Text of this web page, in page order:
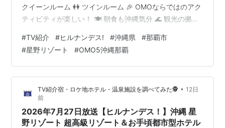
クイーンルーム 👭 ツインルーム 🎉 OMOならではのアク
ティビティが楽しい！ 🍽 朝食も沖縄気分 🌊 観光の拠点
価されているポイント 💡 (元)添乗員としてのおすすめポ
イント 🌺 OMO5沖縄那覇 by 星野リゾートで、那覇をも
っと楽しもう！ 沖縄旅行で「観光もグルメもホテルステ
イも全部楽しみたい！」という方におすすめなのが
OMO5沖縄那覇 by 星野リゾート…
#TV紹介 #ヒルナンデス! #沖縄県 #那覇市
#星野リゾート #OMO5沖縄那覇
TV紹介宿・ロケ地ホテル・温泉施設を調べてみた🕵️ • 12日
前
2026年7月27日放送【ヒルナンデス！】沖縄 星
野リゾート 超高級リゾート＆お手頃都市型ホテル